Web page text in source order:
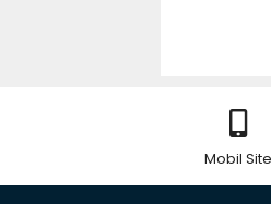
Mobil Site